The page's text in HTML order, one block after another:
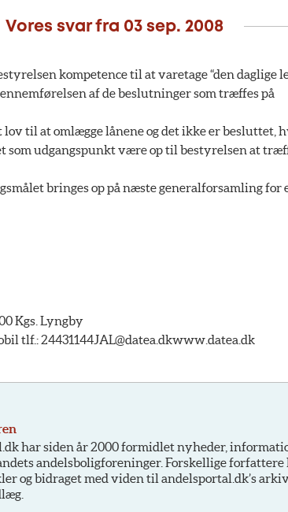
Vores svar fra 03 sep. 2008
kompetence til at varetage “den daglige
af de beslutninger som træffes på
til at omlægge lånene og det ikke er besluttet,
som udgangspunkt være op til bestyrelsen at
bringes op på næste generalforsamling
Kgs. Lyngby
tlf.: 24431144JAL@datea.dkwww.datea.dk
har siden år 2000 formidlet nyheder,
andelsboligforeninger. Forskellige forfattere
og bidraget med viden til andelsportal.dk’s